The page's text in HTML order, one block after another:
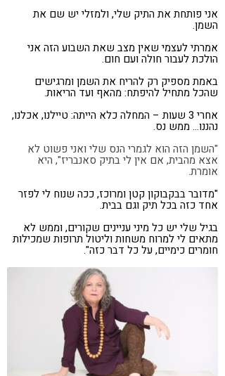
אני פותחת את התיק שלי, ולמזלי יש שם את
השמן.
אמרתי לעצמי שאין מצב שאת השבוע הזה אני
הולכת לעבור חולה ועם חום.
באמת מספיק רק להריח את השמן ומרגישים
שהכל מתחיל להיפתח: מהאף ועד הריאות.
אחרי 3 שעות – המחלה כלא הייתה: טיילנו, אכלנו,
נהננו… ממש נס.
"השמן הזה הוא לגמרי הנס שלי ואני פשוט לא
אצא מהבית, אם אין לי בתיק סאנבריז", היא
אומרת.
"מדובר בבקבוקון קטן ומרוכז, ככה שנוח לי לפזר
אחד כזה בכל תיק וגם בבית.
בגיל שלי יש כל מיני עניינים שקורים, וממש לא
מתאים לי למרוח משחות וליטול תרופות שמכילות
חומרים כימיים, על כל דבר כזה".